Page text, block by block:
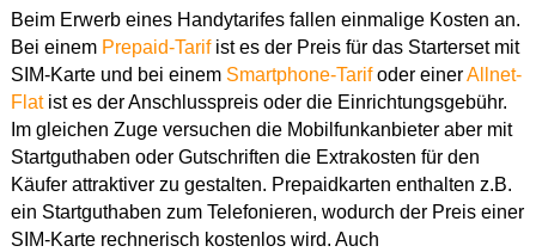
Beim Erwerb eines Handytarifes fallen einmalige Kosten an.
Bei einem Prepaid-Tarifist es der Preis für das Starterset mit
SIM-Karte und bei einem Smartphone-Tarifoder einerAllnet-
Flatist es der Anschlusspreis oder die Einrichtungsgebühr.
Im gleichen Zuge versuchen die Mobilfunkanbieter aber mit
Startguthaben oder Gutschriften die Extrakosten für den
Käufer attraktiver zu gestalten. Prepaidkarten enthalten z.B.
ein Startguthaben zum Telefonieren, wodurch der Preis einer
SIM-Karte rechnerisch kostenlos wird. Auch